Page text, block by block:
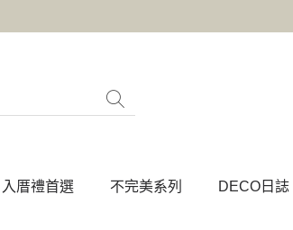
入厝禮首選 不完美系列 DECO日誌